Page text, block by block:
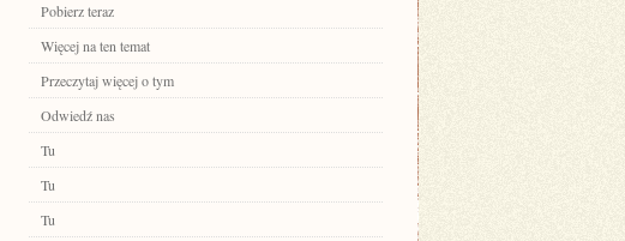
Pobierz teraz
Więcej na ten temat
Przeczytaj więcej o tym
Odwiedź nas
Tu
Tu
Tu